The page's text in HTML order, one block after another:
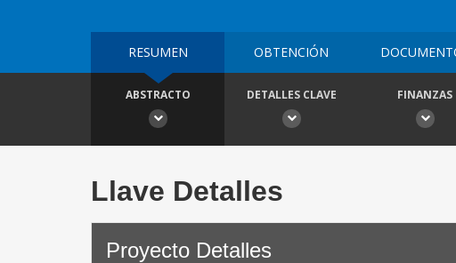
RESUMEN OBTENCIÓN
ABSTRACTO DETALLES CLAVE FINANZAS
Llave Detalles
Proyecto Detalles